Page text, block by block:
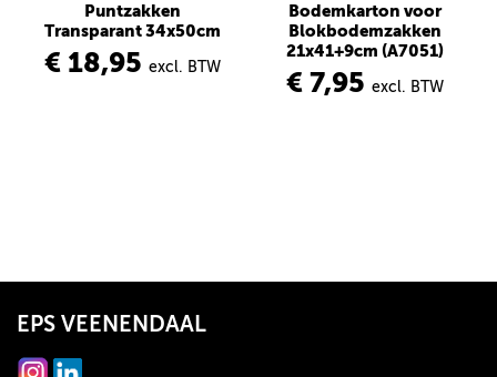
Puntzakken
Transparant 34x50cm
€ 18,95 excl. BTW
Bodemkarton voor
Blokbodemzakken
21x41+9cm (A7051)
€ 7,95 excl. BTW
EPS VEENENDAAL